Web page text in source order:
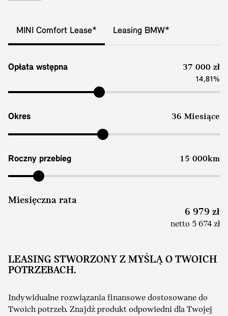
MINI Comfort Lease* Leasing BMW*
Opłata wstępna 37 000 zł
14,81%
Okres 36 Miesiące
Roczny przebieg 15 000km
Miesięczna rata
6 979 zł
netto 5 674 zł
LEASING STWORZONY Z MYŚLĄ O TWOICH
POTRZEBACH.
Indywidualne rozwiązania finansowe dostosowane do
Twoich potrzeb. Znajdź produkt odpowiedni dla Twojej